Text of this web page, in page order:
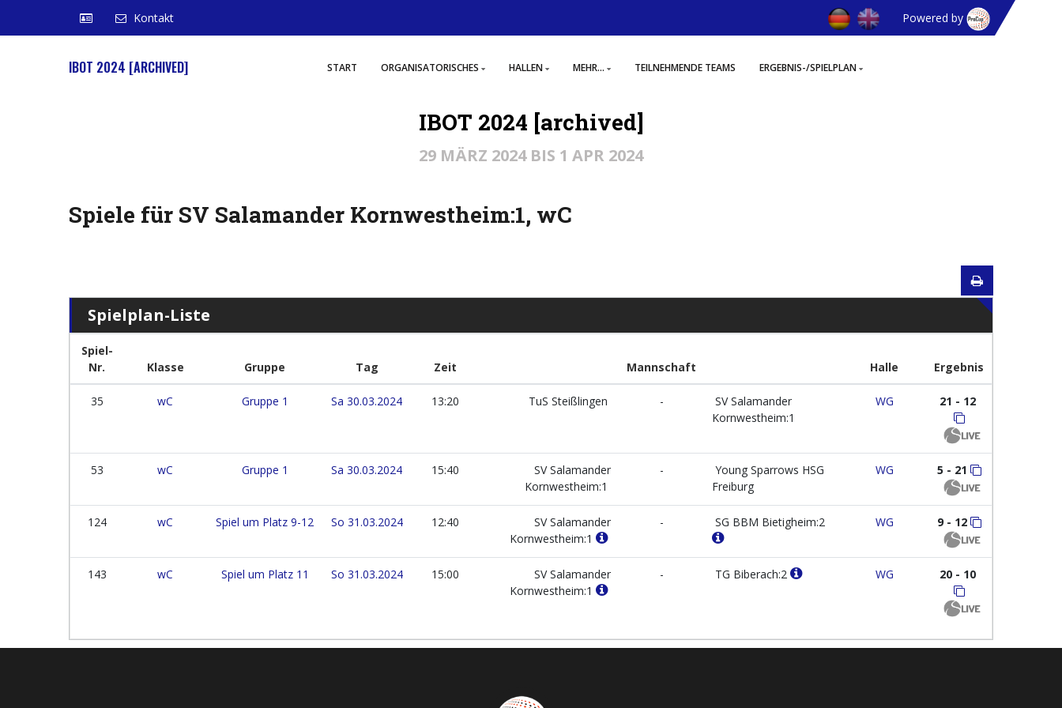
Kontakt Powered by
IBOT 2024 [ARCHIVED] START ORGANISATORISCHES HALLEN MEHR... TEILNEHMENDE TEAMS ERGEBNIS-/SPIELPLAN
IBOT 2024 [archived]
29 MÄRZ 2024 BIS 1 APR 2024
Spiele für SV Salamander Kornwestheim:1, wC
Spielplan-Liste
Spiel-
Nr.
Klasse Gruppe Tag Zeit Mannschaft Halle Ergebnis
35 wC Gruppe 1 Sa 30.03.2024 13:20 TuS Steißlingen -
SV Salamander
Kornwestheim:1
WG 21 - 12
53 wC Gruppe 1 Sa 30.03.2024 15:40
SV Salamander
Kornwestheim:1
-
Young Sparrows HSG
Freiburg
WG 5 - 21
124 wC Spiel um Platz 9-12 So 31.03.2024 12:40
SV Salamander
Kornwestheim:1
- SG BBM Bietigheim:2 WG 9 - 12
143 wC Spiel um Platz 11 So 31.03.2024 15:00
SV Salamander
Kornwestheim:1
- TG Biberach:2 WG 20 - 10